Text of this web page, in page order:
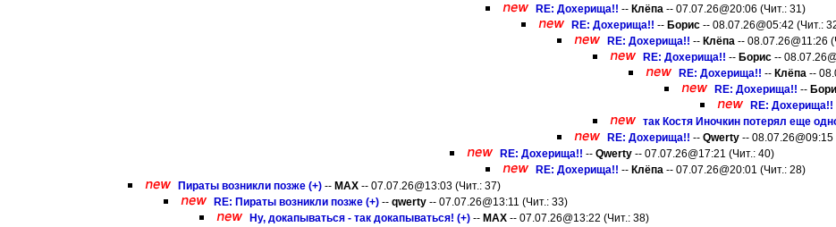
RE: Дохерища!! -- Клёпа -- 07.07.26@20:06 (Чит.: 31)
RE: Дохерища!! -- Борис -- 08.07.26@05:42 (Чит.:
RE: Дохерища!! -- Клёпа -- 08.07.26@11:26
RE: Дохерища!! -- Борис --
RE: Дохерища!! -- Клёпа --
RE: Дохерища!! --
RE: Дохерища!!
так Костя Иночкин потерял еще
RE: Дохерища!! -- Qwerty -- 08.07.26@09:15
RE: Дохерища!! -- Qwerty -- 07.07.26@17:21 (Чит.: 40)
RE: Дохерища!! -- Клёпа -- 07.07.26@20:01 (Чит.: 28)
Пираты возникли позже (+) -- MAX -- 07.07.26@13:03 (Чит.: 37)
RE: Пираты возникли позже (+) -- qwerty -- 07.07.26@13:11 (Чит.: 33)
Ну, докапываться - так докапываться! (+) -- MAX -- 07.07.26@13:22 (Чит.: 38)